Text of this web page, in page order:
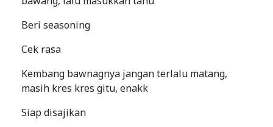
Beri seasoning
Cek rasa
Kembang bawnagnya jangan terlalu matang,
masih kres kres gitu, enakk
Siap disajikan